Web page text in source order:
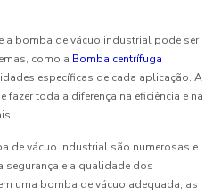
a bomba de vácuo industrial pode ser
como a Bomba centrífuga
específicas de cada aplicação. A
toda a diferença na eficiência e na
de vácuo industrial são numerosas e
segurança e a qualidade dos
uma bomba de vácuo adequada, as